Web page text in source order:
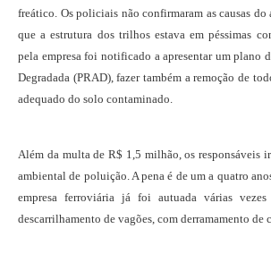
freático. Os policiais não confirmaram as causas do
que a estrutura dos trilhos estava em péssimas
pela empresa foi notificado a apresentar um plano
Degradada (PRAD), fazer também a remoção de
adequado do solo contaminado.
Além da multa de R$ 1,5 milhão, os responsáveis
ambiental de poluição. A pena é de um a quatro
empresa ferroviária já foi autuada várias
descarrilhamento de vagões, com derramamento de